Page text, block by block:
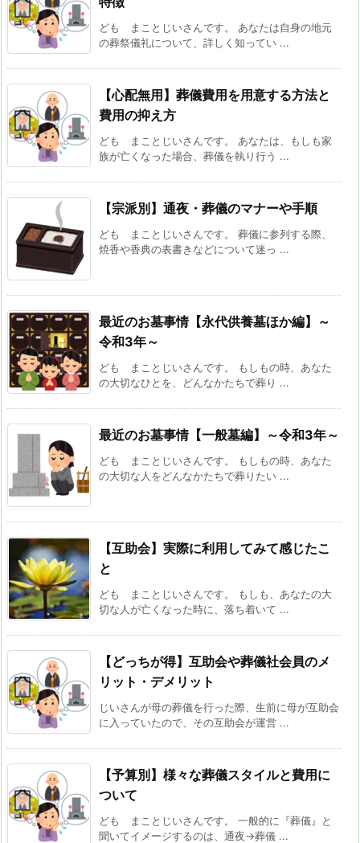
ども まことじいさんです。 あなたは自身の地元
の葬祭儀礼について、詳しく知ってい ...
【心配無用】葬儀費用を用意する方法と
費用の抑え方
ども まことじいさんです。 あなたは、もしも家
族が亡くなった場合、葬儀を執り行う ...
【宗派別】通夜・葬儀のマナーや手順
ども まことじいさんです。 葬儀に参列する際、
焼香や香典の表書きなどについて迷っ ...
最近のお墓事情【永代供養墓ほか編】～
令和3年～
ども まことじいさんです。 もしもの時、あなた
の大切なひとを、どんなかたちで葬り ...
最近のお墓事情【一般墓編】～令和3年～
ども まことじいさんです。 もしもの時、あなた
の大切な人をどんなかたちで葬りたい ...
【互助会】実際に利用してみて感じたこ
と
ども まことじいさんです。 もしも、あなたの大
切な人が亡くなった時に、落ち着いて ...
【どっちが得】互助会や葬儀社会員のメ
リット・デメリット
じいさんが母の葬儀を行った際、生前に母が互助会
に入っていたので、その互助会が運営 ...
【予算別】様々な葬儀スタイルと費用に
ついて
ども まことじいさんです。 一般的に『葬儀』と
聞いてイメージするのは、通夜→葬儀 ...